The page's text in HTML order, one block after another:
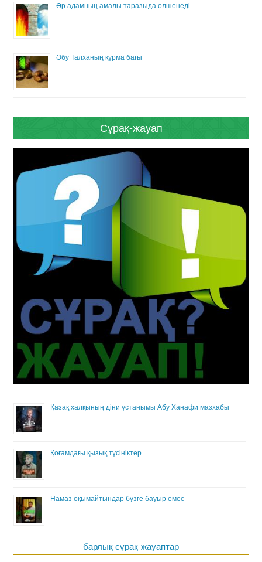
Әр адамның амалы таразыда өлшенеді
Әбу Талханың құрма бағы
Сұрақ-жауап
Қазақ халқының діни ұстанымы Абу Ханафи мазхабы
Қоғамдағы қызық түсініктер
Намаз оқымайтындар бузге бауыр емес
барлық сұрақ-жауаптар